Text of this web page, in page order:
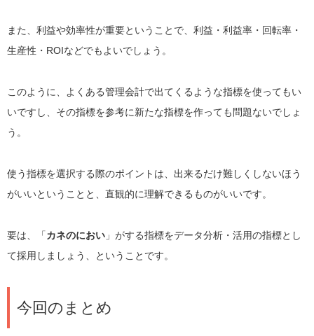
また、利益や効率性が重要ということで、利益・利益率・回転率・
生産性・ROIなどでもよいでしょう。
このように、よくある管理会計で出てくるような指標を使ってもい
いですし、その指標を参考に新たな指標を作っても問題ないでしょ
う。
使う指標を選択する際のポイントは、出来るだけ難しくしないほう
がいいということと、直観的に理解できるものがいいです。
要は、「カネのにおい 」がする指標をデータ分析・活用の指標とし
て採用しましょう、ということです。
今回のまとめ